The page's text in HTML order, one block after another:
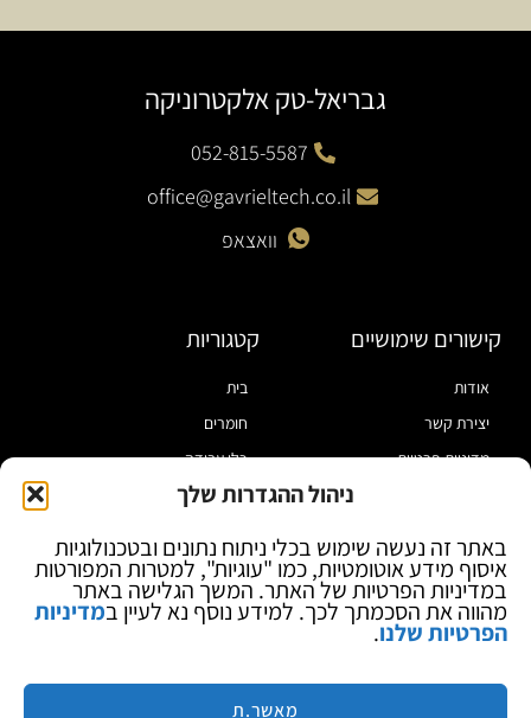
ניהול ההגדרות שלך
באתר זה נעשה שימוש בכלי ניתוח נתונים ובטכנולוגיות
איסוף מידע אוטומטיות, כמו "עוגיות", למטרות המפורטות
במדיניות הפרטיות של האתר. המשך הגלישה באתר
מהווה את הסכמתך לכך. למידע נוסף נא לעיין במדיניות
הפרטיות שלנו.
מאשר.ת
גבריאל-טק אלקטרוניקה
052-815-5587
office@gavrieltech.co.il
וואצאפ
קישורים שימושיים
אודות
יצירת קשר
מדיניות פרטיות
בלוג
קטגוריות
בית
חומרים
כלי עבודה
מוצרי הלחמה
ספקי כח ומודדים
ציוד אופטי להגדלה
מותגים